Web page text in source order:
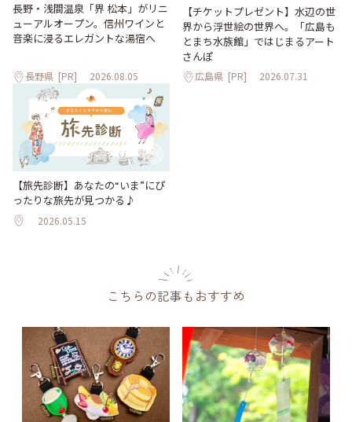
長野・浅間温泉「界 松本」がリニ
ューアルオープン。信州ワインと
音楽に浸るエレガントな湯宿へ
長野県 [PR] 2026.08.05
【チケットプレゼント】水辺の世
界から浮世絵の世界へ。「広島も
とまち水族館」ではじまるアート
さんぽ
広島県 [PR] 2026.07.31
【旅先診断】あなたの“いま”にぴ
ったりな旅先が見つかる♪
2026.05.15
こちらの記事もおすすめ